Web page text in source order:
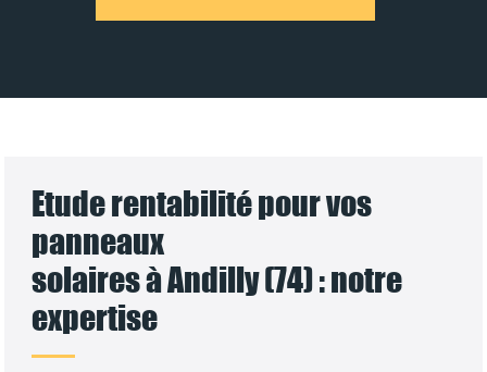
Etude rentabilité pour vos
panneaux
solaires à Andilly (74) : notre
expertise